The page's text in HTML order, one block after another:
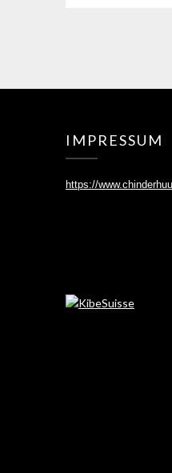
IMPRESSUM
https://